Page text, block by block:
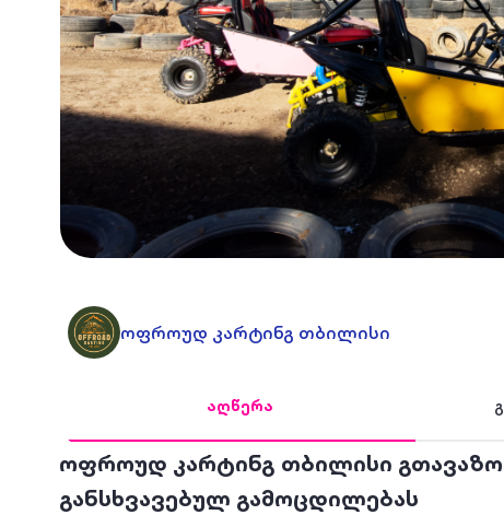
ოფროუდ კარტინგ თბილისი
აღწერა
ოფროუდ კარტინგ თბილისი
განსხვავებულ გამოცდილებას